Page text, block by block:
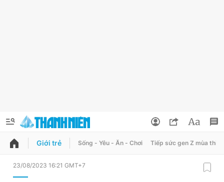
QUẢNG CÁO
Giới trẻ Sống - Yêu - Ăn - Chơi Tiếp sức gen Z mùa thi
23/08/2023 16:21 GMT+7